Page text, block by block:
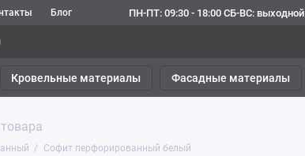
Блог ПН-ПТ: 09:30 - 18:00 СБ-ВС: выходной
Кровельные материалы Фасадные материалы
Софит перфорированный белый